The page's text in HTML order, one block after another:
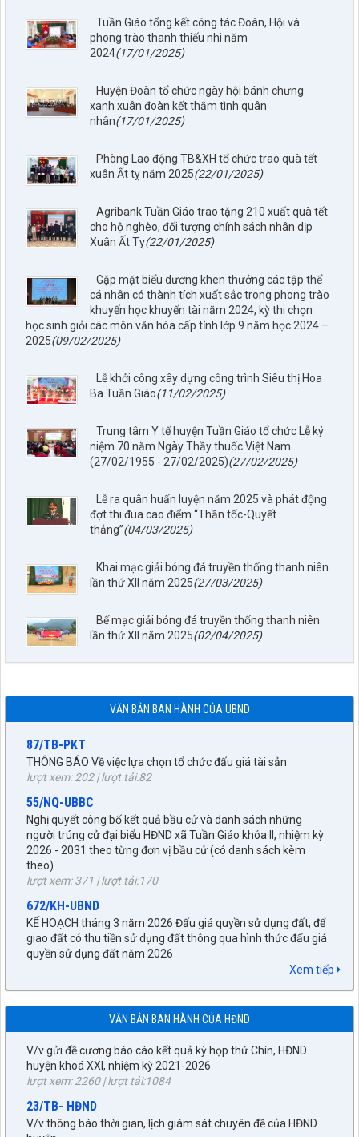
Tuần Giáo tổng kết công tác Đoàn, Hội và
phong trào thanh thiếu nhi năm
2024(17/01/2025)
Huyện Đoàn tổ chức ngày hội bánh chưng
xanh xuân đoàn kết thắm tình quân
nhân(17/01/2025)
Phòng Lao động TB&XH tổ chức trao quà tết
xuân Ất tỵ năm 2025(22/01/2025)
Agribank Tuần Giáo trao tặng 210 xuất quà tết
cho hộ nghèo, đối tượng chính sách nhân dịp
Xuân Ất Tỵ(22/01/2025)
Gặp mặt biểu dương khen thưởng các tập thể
cá nhân có thành tích xuất sắc trong phong trào
khuyến học khuyến tài năm 2024, kỳ thi chọn
học sinh giỏi các môn văn hóa cấp tỉnh lớp 9 năm học 2024 –
2025(09/02/2025)
Lễ khởi công xây dựng công trình Siêu thị Hoa
Ba Tuần Giáo(11/02/2025)
Trung tâm Y tế huyện Tuần Giáo tổ chức Lễ kỷ
niệm 70 năm Ngày Thầy thuốc Việt Nam
(27/02/1955 - 27/02/2025)(27/02/2025)
Lễ ra quân huấn luyện năm 2025 và phát động
đợt thi đua cao điểm “Thần tốc-Quyết
thắng”(04/03/2025)
Khai mạc giải bóng đá truyền thống thanh niên
lần thứ XII năm 2025(27/03/2025)
Bế mạc giải bóng đá truyền thống thanh niên
lần thứ XII năm 2025(02/04/2025)
VĂN BẢN BAN HÀNH CỦA UBND
Về việc đăng tải lên trên Cổng thông tin điện tử của UBND xã
Tuần Giáo công khai dự thảo phương án bồi thường, hỗ trợ
(đợt 6)công trình: Hồ bản phủ thuộc dự án cụm Hồbản Phủ -
Nậm Là tỉnh Điện Biên
1872/KH-UBND
Kế hoạch Đấu giá quyền sử dụng đất năm 2026 trên địa bàn
lượt xem: 72 | lượt tải:24
252/TB-CTĐG
THÔNG BÁO Về việc lựa chọn tổ chức đấu giá tài sản
lượt xem: 202 | lượt tải:82
55/NQ-UBBC
Nghị quyết công bố kết quả bầu cử và danh sách những
người trúng cử đại biểu HĐND xã Tuần Giáo khóa II, nhiệm kỳ
2026 - 2031 theo từng đơn vị bầu cử (có danh sách kèm
theo)
lượt xem: 371 | lượt tải:170
672/KH-UBND
KẾ HOẠCH tháng 3 năm 2026 Đấu giá quyền sử dụng đất, để
giao đất có thu tiền sử dụng đất thông qua hình thức đấu giá
quyền sử dụng đất năm 2026
lượt xem: 261 | lượt tải:243
92/QĐ-BNG
Về việc công bố danh mục văn bản quy phạm pháp luật hết
hiệu lực toàn bộ và văn bản quy phạm pháp luật hết hiệu lực
một phần thuộc lĩnh vực quản lý Nhà nước của Bộ ngoại giao
lượt xem: 327 | lượt tải:124
56/QĐ-UBND
Về việc công bố danh mục văn bản quy phạm pháp luật do
hết hiệu lực toàn bộ và hết hiệu lực một phần năm 2025
lượt xem: 498 | lượt tải:119
Xem tiếp
VĂN BẢN BAN HÀNH CỦA HĐND
27/NQ-HĐND
Về chủ trương sắp xếp đơn vị hành chính cấp xã trên địa bàn
huyện Tuần Giáo, tỉnh Điện Biên (gửi bản kèm Biên Bản kỳ
họp HĐND)
lượt xem: 1514 | lượt tải:956
89/TB-HĐND
V/v Thông báo Kết quả kỳ họp thứ Chín, HĐND huyện khóa
XXI, nhiệm kỳ 2021-2026
V/v gửi đề cương báo cáo kết quả kỳ họp thứ Chín, HĐND
huyện khoá XXI, nhiệm kỳ 2021-2026
lượt xem: 2260 | lượt tải:1084
23/TB- HĐND
V/v thông báo thời gian, lịch giám sát chuyên đề của HĐND
huyện.
lượt xem: 4224 | lượt tải:2421